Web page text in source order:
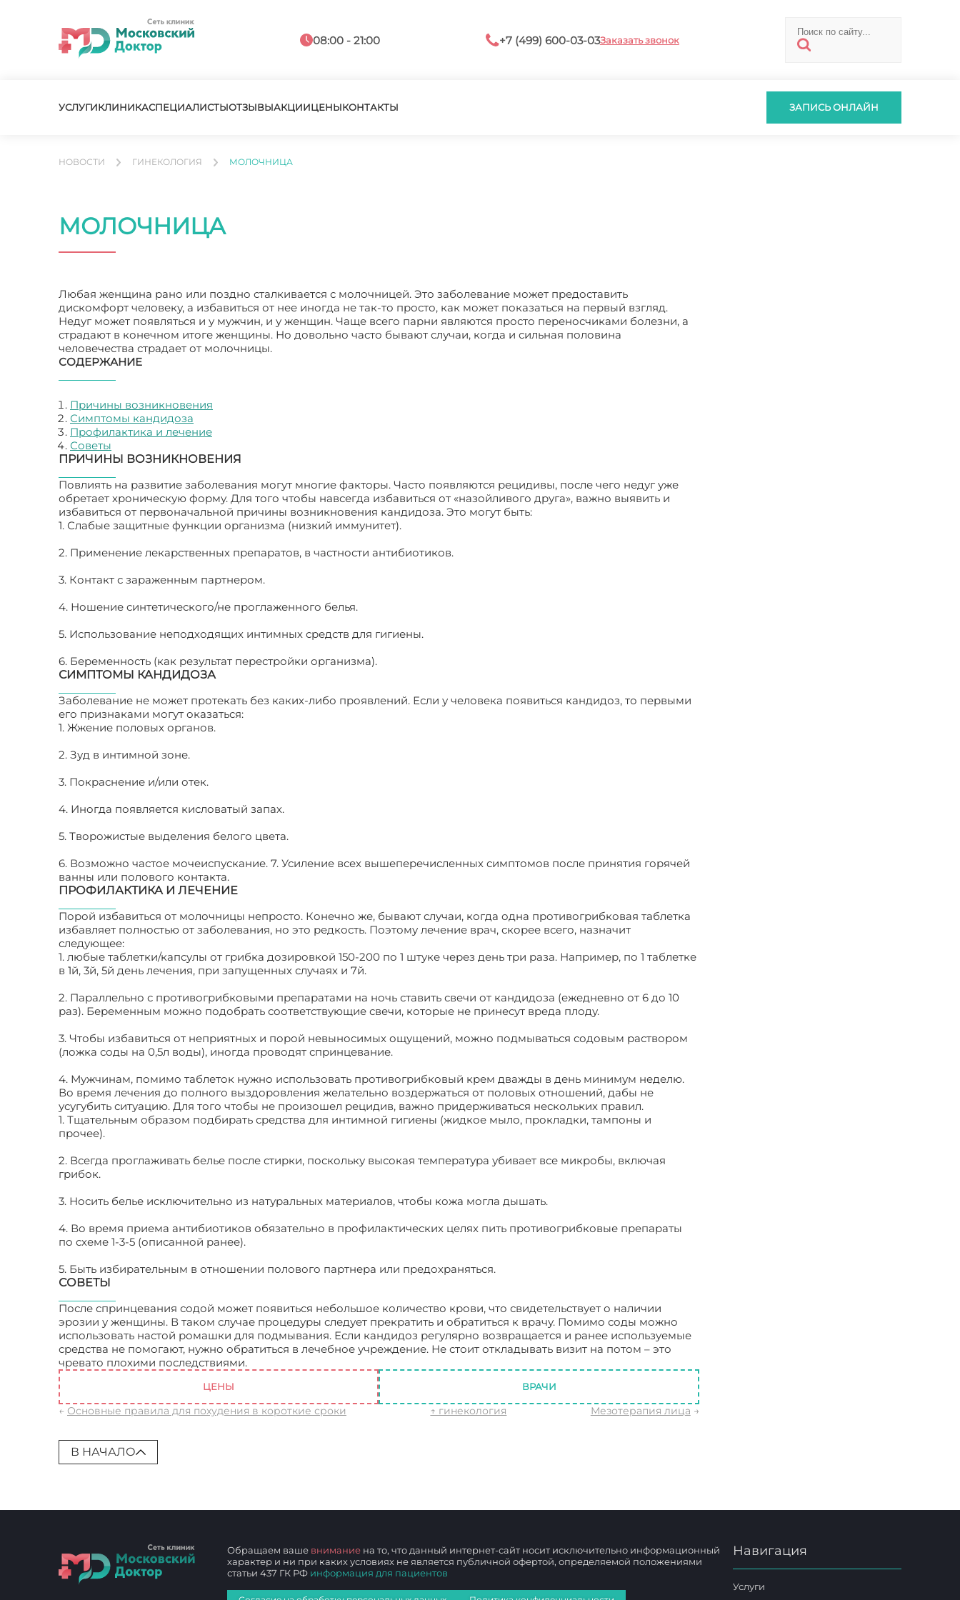
08:00 - 21:00 +7 (499) 600-03-03Заказать звонок
УСЛУГИКЛИНИКАСПЕЦИАЛИСТЫОТЗЫВЫАКЦИИЦЕНЫКОНТАКТЫ ЗАПИСЬ ОНЛАЙН
НОВОСТИ ГИНЕКОЛОГИЯ МОЛОЧНИЦА
МОЛОЧНИЦА
Любая женщина рано или поздно сталкивается с молочницей. Это заболевание может предоставить
дискомфорт человеку, а избавиться от нее иногда не так-то просто, как может показаться на первый взгляд.
Недуг может появляться и у мужчин, и у женщин. Чаще всего парни являются просто переносчиками болезни, а
страдают в конечном итоге женщины. Но довольно часто бывают случаи, когда и сильная половина
человечества страдает от молочницы.
СОДЕРЖАНИЕ
Причины возникновения
Симптомы кандидоза
Профилактика и лечение
Советы
ПРИЧИНЫ ВОЗНИКНОВЕНИЯ
Повлиять на развитие заболевания могут многие факторы. Часто появляются рецидивы, после чего недуг уже
обретает хроническую форму. Для того чтобы навсегда избавиться от «назойливого друга», важно выявить и
избавиться от первоначальной причины возникновения кандидоза. Это могут быть:
1. Слабые защитные функции организма (низкий иммунитет).
2. Применение лекарственных препаратов, в частности антибиотиков.
3. Контакт с зараженным партнером.
4. Ношение синтетического/не проглаженного белья.
5. Использование неподходящих интимных средств для гигиены.
6. Беременность (как результат перестройки организма).
СИМПТОМЫ КАНДИДОЗА
Заболевание не может протекать без каких-либо проявлений. Если у человека появиться кандидоз, то первыми
его признаками могут оказаться:
1. Жжение половых органов.
2. Зуд в интимной зоне.
3. Покраснение и/или отек.
4. Иногда появляется кисловатый запах.
5. Творожистые выделения белого цвета.
6. Возможно частое мочеиспускание. 7. Усиление всех вышеперечисленных симптомов после принятия горячей
ванны или полового контакта.
ПРОФИЛАКТИКА И ЛЕЧЕНИЕ
Порой избавиться от молочницы непросто. Конечно же, бывают случаи, когда одна противогрибковая таблетка
избавляет полностью от заболевания, но это редкость. Поэтому лечение врач, скорее всего, назначит
следующее:
1. любые таблетки/капсулы от грибка дозировкой 150-200 по 1 штуке через день три раза. Например, по 1 таблетке
в 1й, 3й, 5й день лечения, при запущенных случаях и 7й.
2. Параллельно с противогрибковыми препаратами на ночь ставить свечи от кандидоза (ежедневно от 6 до 10
раз). Беременным можно подобрать соответствующие свечи, которые не принесут вреда плоду.
3. Чтобы избавиться от неприятных и порой невыносимых ощущений, можно подмываться содовым раствором
(ложка соды на 0,5л воды), иногда проводят спринцевание.
4. Мужчинам, помимо таблеток нужно использовать противогрибковый крем дважды в день минимум неделю.
Во время лечения до полного выздоровления желательно воздержаться от половых отношений, дабы не
усугубить ситуацию. Для того чтобы не произошел рецидив, важно придерживаться нескольких правил.
1. Тщательным образом подбирать средства для интимной гигиены (жидкое мыло, прокладки, тампоны и
прочее).
2. Всегда проглаживать белье после стирки, поскольку высокая температура убивает все микробы, включая
грибок.
3. Носить белье исключительно из натуральных материалов, чтобы кожа могла дышать.
4. Во время приема антибиотиков обязательно в профилактических целях пить противогрибковые препараты
по схеме 1-3-5 (описанной ранее).
5. Быть избирательным в отношении полового партнера или предохраняться.
СОВЕТЫ
После спринцевания содой может появиться небольшое количество крови, что свидетельствует о наличии
эрозии у женщины. В таком случае процедуры следует прекратить и обратиться к врачу. Помимо соды можно
использовать настой ромашки для подмывания. Если кандидоз регулярно возвращается и ранее используемые
средства не помогают, нужно обратиться в лечебное учреждение. Не стоит откладывать визит на потом – это
чревато плохими последствиями.
ЦЕНЫ ВРАЧИ
← Основные правила для похудения в короткие сроки ↑ гинекология Мезотерапия лица →
В НАЧАЛО
Обращаем ваше внимание на то, что данный интернет-сайт носит исключительно информационный
характер и ни при каких условиях не является публичной офертой, определяемой положениями
статьи 437 ГК РФ информация для пациентов
Навигация
Услуги